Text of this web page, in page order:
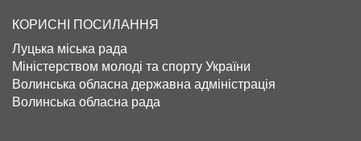
КОРИСНІ ПОСИЛАННЯ
Луцька міська рада
Міністерством молоді та спорту України
Волинська обласна державна адміністрація
Волинська обласна рада